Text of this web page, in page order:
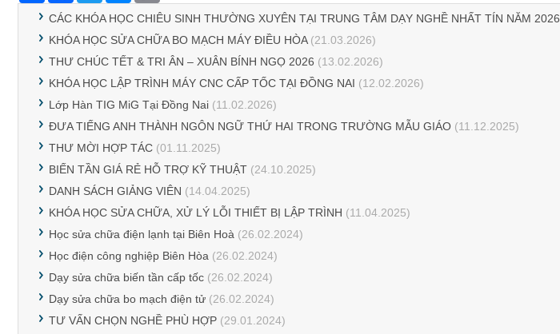
CÁC KHÓA HỌC CHIÊU SINH THƯỜNG XUYÊN TẠI TRUNG TÂM DẠY NGHỀ NHẤT TÍN NĂM 2026
KHÓA HỌC SỬA CHỮA BO MẠCH MÁY ĐIỀU HÒA(21.03.2026)
THƯ CHÚC TẾT & TRI ÂN – XUÂN BÍNH NGỌ 2026 (13.02.2026)
KHÓA HỌC LẬP TRÌNH MÁY CNC CẤP TỐC TẠI ĐỒNG NAI (12.02.2026)
Lớp Hàn TIG MiG Tại Đồng Nai (11.02.2026)
ĐƯA TIẾNG ANH THÀNH NGÔN NGỮ THỨ HAI TRONG TRƯỜNG MẪU GIÁO (11.12.2025)
THƯ MỜI HỢP TÁC (01.11.2025)
BIẾN TẦN GIÁ RẺ HỖ TRỢ KỸ THUẬT (24.10.2025)
DANH SÁCH GIẢNG VIÊN (14.04.2025)
KHÓA HỌC SỬA CHỮA, XỬ LÝ LỖI THIẾT BỊ LẬP TRÌNH (11.04.2025)
Học sửa chữa điện lạnh tại Biên Hoà (26.02.2024)
Học điện công nghiệp Biên Hòa (26.02.2024)
Dạy sửa chữa biến tần cấp tốc (26.02.2024)
Dạy sửa chữa bo mạch điện tử (26.02.2024)
TƯ VẤN CHỌN NGHỀ PHÙ HỢP (29.01.2024)